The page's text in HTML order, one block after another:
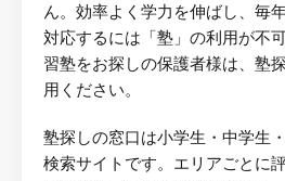
ん。効率よく学力を伸ばし、毎
対応するには「塾」の利用が不
習塾をお探しの保護者様は、塾
用ください。
塾探しの窓口は小学生・中学生
検索サイトです。エリアごとに